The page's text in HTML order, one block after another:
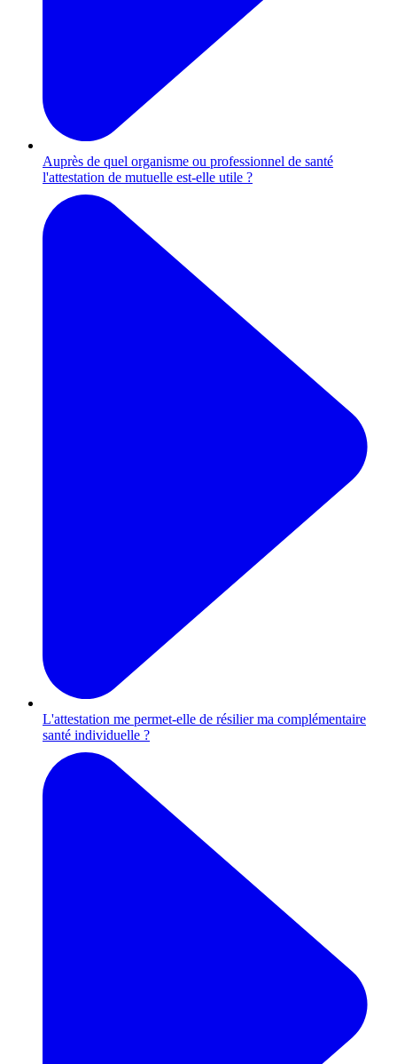
Auprès de quel organisme ou professionnel de santé
l'attestation de mutuelle est-elle utile ?
L'attestation me permet-elle de résilier ma complémentaire
santé individuelle ?